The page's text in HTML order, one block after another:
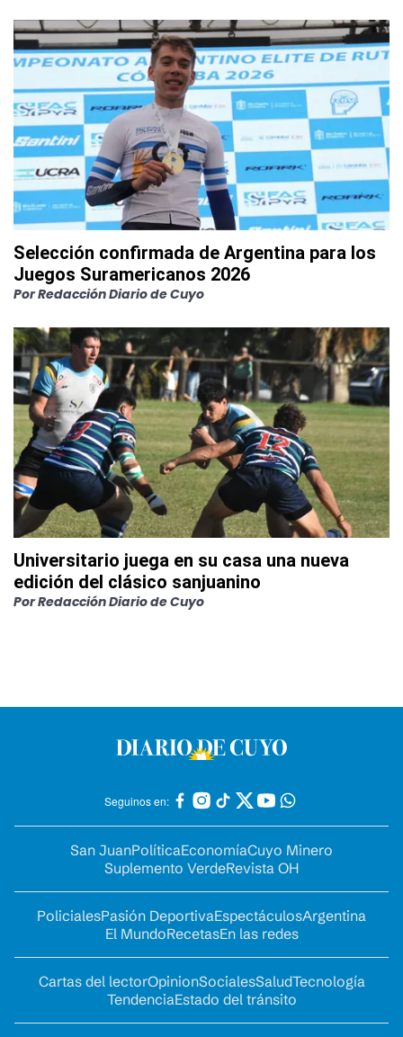
Selección confirmada de Argentina para los
Juegos Suramericanos 2026
PorRedacción Diario de Cuyo
Universitario juega en su casa una nueva
edición del clásico sanjuanino
PorRedacción Diario de Cuyo
Seguinos en:
San JuanPolíticaEconomíaCuyo Minero
Suplemento VerdeRevista OH
PolicialesPasión DeportivaEspectáculosArgentina
El MundoRecetasEn las redes
Cartas del lectorOpinionSocialesSaludTecnología
TendenciaEstado del tránsito